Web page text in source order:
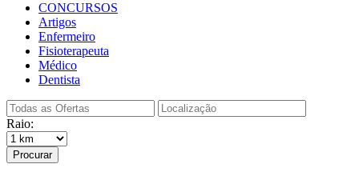
CONCURSOS
Artigos
Enfermeiro
Fisioterapeuta
Médico
Dentista
Raio:
Procurar